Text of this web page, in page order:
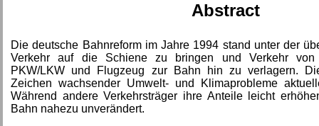
Abstract
Die deutsche Bahnreform im Jahre 1994 stand unter der
Verkehr auf die Schiene zu bringen und Verkehr von
PKW/LKW und Flugzeug zur Bahn hin zu verlagern.
Zeichen wachsender Umwelt- und Klimaprobleme
Während andere Verkehrsträger ihre Anteile leicht
Bahn nahezu unverändert.